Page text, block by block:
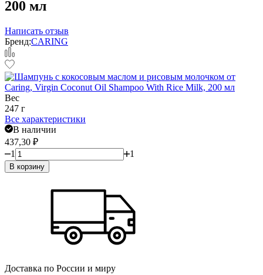
200 мл
Написать отзыв
Бренд:CARING
Вес
247 г
Все характеристики
В наличии
437,30 ₽
1
1
В корзину
Доставка по России и миру